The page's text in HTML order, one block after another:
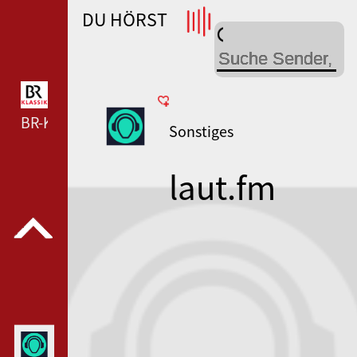
WDR 4 --- WDR 4 ---
BR-KLASSIK --- BR-KLASSIK ---
DU HÖRST
Sonstiges
laut.fm